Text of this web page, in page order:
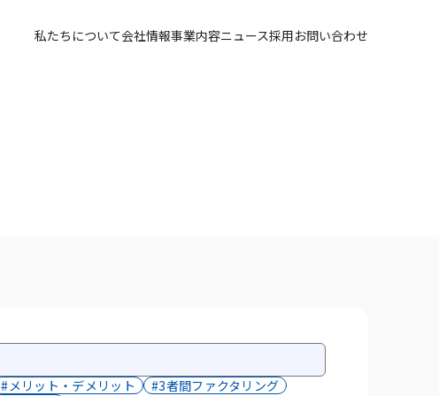
私たちについて会社情報事業内容ニュース採用お問い合わせ
#メリット・デメリット
#3者間ファクタリング